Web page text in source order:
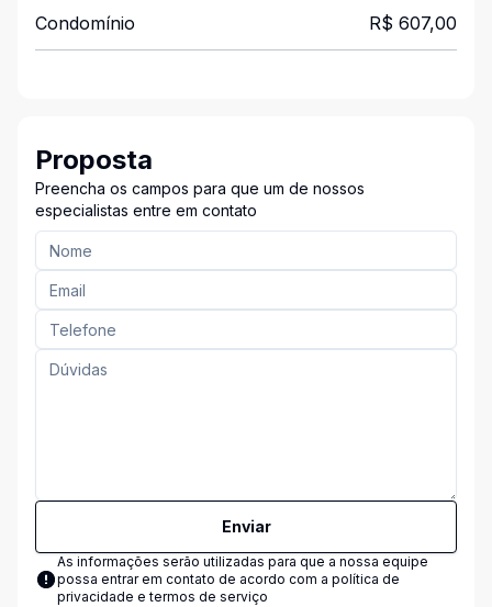
Condomínio R$ 607,00
Proposta
Preencha os campos para que um de nossos
especialistas entre em contato
Enviar
As informações serão utilizadas para que a nossa equipe
possa entrar em contato de acordo com a política de
privacidade e termos de serviço